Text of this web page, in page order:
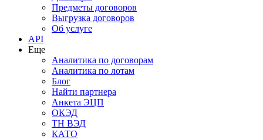
Предметы договоров
Выгрузка договоров
Об услуге
API
Еще
Аналитика по договорам
Аналитика по лотам
Блог
Найти партнера
Анкета ЭЦП
ОКЭД
ТН ВЭД
КАТО